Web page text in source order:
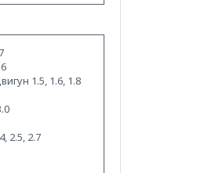
1.5, 1.6, 1.8
2.5, 2.7